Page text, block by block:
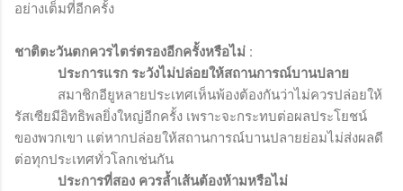
อย่างเต็มที่อีกครั้ง
ชาติตะวันตกควรไตร่ตรองอีกครั้งหรือไม่ :
ประการแรก ระวังไม่ปล่อยให้สถานการณ์บานปลาย
สมาชิกอียูหลายประเทศเห็นพ้องต้องกันว่าไม่ควรปล่อยให้
รัสเซียมีอิทธิพลยิ่งใหญ่อีกครั้ง เพราะจะกระทบต่อผลประโยชน์
ของพวกเขา แต่หากปล่อยให้สถานการณ์บานปลายย่อมไม่ส่งผลดี
ต่อทุกประเทศทั่วโลกเช่นกัน
ประการที่สอง ควรล้ำเส้นต้องห้ามหรือไม่